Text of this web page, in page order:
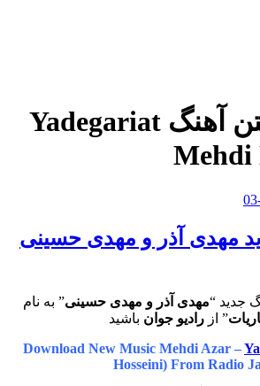
متن آهنگ Yadegariat
مهدی آذر و مهدی حسینی
جدید “مهدی آذر و مهدی حسینی” به نام
” ازرادیو جوان باشید
Download New Music Mehdi Azar –
Hosseini) From Radio